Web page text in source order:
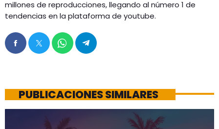
millones de reproducciones, llegando al número 1 de
tendencias en la plataforma de youtube.
PUBLICACIONES SIMILARES